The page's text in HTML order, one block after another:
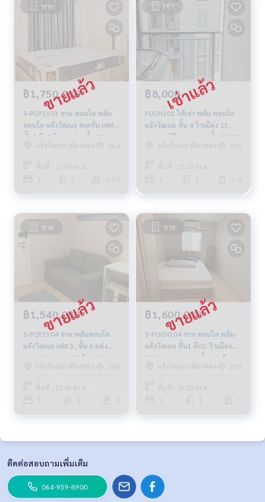
ขาย
฿1,750,000
S-PCP3101 ขาย คอนโด พลัม
คอนโด แจ้งวัฒนะ สเตชั่น เฟส 3
ชั้น5 ตึกC วิวสระว่ายน้ำ 23ตรม.
1นอน 1น้ำ 1.75 ล้าน 064-959-
แจ้งวัฒนะ เมืองทอง 464
พื้นที่ : 23.00 ตร.ม.
5-10
เช่า
฿8,000
PUCH101 ให้เช่า พลัม คอนโด
แจ้งวัฒนะ ชั้น 4 วิวเมือง 23
ตรม สตูดิโอ 1 นอน 1 น้ำ 8,000
บาท/เดือน 094-315-6166
แจ้งวัฒนะ เมืองทอง 375
พื้นที่ : 23.00 ตร.ม.
1-4
ขาย
฿1,540,000
S-PCP3104 ขาย พลัมคอนโด
แจ้งวัฒนะ เฟส 3, ชั้น 6 แต่ง
ครบ 23 ตรม. 1.88 ล้าน 064-
959-8900
แจ้งวัฒนะ เมืองทอง 288
พื้นที่ : 23.00 ตร.ม.
6
ขาย
฿1,600,000
S-PUCH104 ขาย คอนโด พลัม
แจ้งวัฒนะ ชั้น1 ตึกD วิวเมือง
26.5ตรม. 1นอน 1น้ำ 1.6 ล้าน
064-959-8900
แจ้งวัฒนะ เมืองทอง 292
พื้นที่ : 26.50 ตร.ม.
ติดต่อสอบถามเพิ่มเติม
064-959-8900